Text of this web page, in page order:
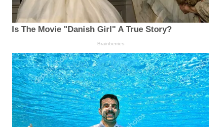
Is The Movie "Danish Girl" A True Story?
Brainberries